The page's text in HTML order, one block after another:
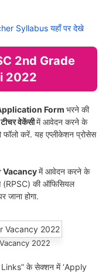
Syllabus यहाँ पर देखे
2nd Grade
2022
Form भरने की
वेकेंसीमें आवेदन करने के
फॉलो करें. यह एप्लीकेशन प्रोसेस
Vacancyमें आवेदन करने के
(RPSC) की ऑफिसियल
जाना होगा.
2022
के सेक्शन में ‘Apply